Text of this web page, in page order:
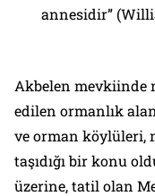
annesidir”
Akbelen mevkiinde
edilen ormanlık
ve orman köylüleri,
taşıdığı bir konu
üzerine, tatil olan